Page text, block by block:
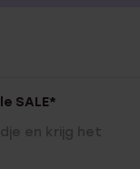
SALE*
en krijg het